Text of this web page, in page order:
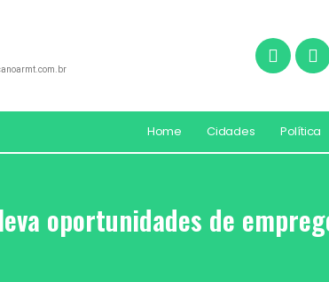
Home Cidades Política
oportunidades de